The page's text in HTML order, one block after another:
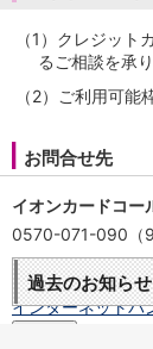
就業不能保険
認知症保険
海外旅行保険
スマホ保険
傷害保険
介護保険
カード
クレジットカード
デビットカード
インターネットバ
（1） クレジット
るご相談を承り
（2）
ご利用可能
お問合せ先
イオンカードコー
0570-071-090（
過去のお知らせ